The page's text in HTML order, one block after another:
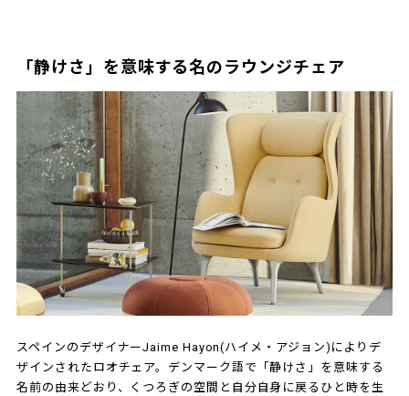
「静けさ」を意味する名のラウンジチェア
スペインのデザイナーJaime Hayon(ハイメ・アジョン)によりデ
ザインされたロオチェア。デンマーク語で「静けさ」を意味する
名前の由来どおり、くつろぎの空間と自分自身に戻るひと時を生